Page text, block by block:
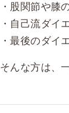
・股関節や膝
・自己流ダイ
・最後のダイ
そんな方は、